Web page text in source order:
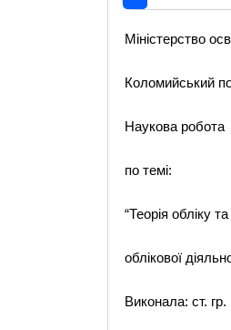
Міністерство
Коломийський
Наукова робота
по темі:
“Теорія обліку та
облікової
Виконала: ст.